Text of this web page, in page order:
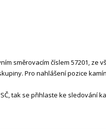
směrovacím číslem 57201, ze
Pro nahlášení pozice
tak se přihlaste ke sledování